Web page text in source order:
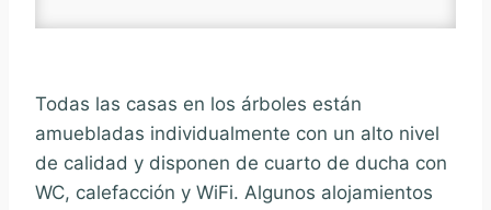
Todas las casas en los árboles están
amuebladas individualmente con un alto nivel
de calidad y disponen de cuarto de ducha con
WC, calefacción y WiFi. Algunos alojamientos